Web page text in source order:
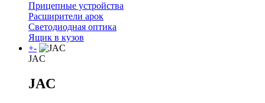
Прицепные устройства
Расширители арок
Светодиодная оптика
Ящик в кузов
+-
JAC
JAC